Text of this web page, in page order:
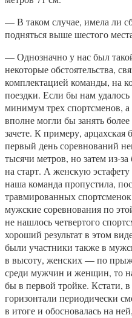
— В таком случае, имела ли
подняться выше шестого
— Однозначно у нас был
некоторые обстоятельства,
комплектацией команды, на
поездки. Если бы нам
минимум трех спортсменов, а
вполне могли бы занять
зачете. К примеру,
первый день соревнований
тысячи метров, но затем из-
на старт. А женскую
наша команда пропустила,
травмированных
мужские соревнования по
не нашлось четвертого
хороший результат в этом
были участники также в
в высоту, женских — по
среди мужчин и женщин, то
бы в первой тройке. Кстати,
горизонтали периодически
в итоге и обосновалась на